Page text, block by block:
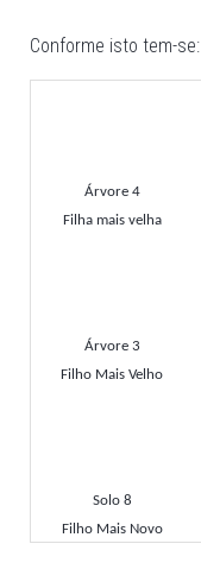
Conforme isto tem-se:
Árvore 4
Filha mais velha
Árvore 3
Filho Mais Velho
Solo 8
Filho Mais Novo